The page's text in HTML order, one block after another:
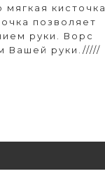
кисточка
позволяет
руки. Ворс
Вашей руки./////